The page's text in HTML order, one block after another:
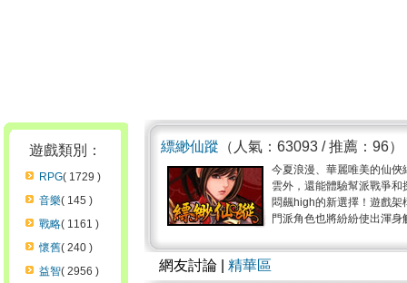
遊戲類別：
RPG( 1729 )
音樂( 145 )
戰略( 1161 )
懷舊( 240 )
益智( 2956 )
縹緲仙蹤 （人氣：63093 / 推薦：96）
今夏浪漫、華麗唯美的仙
雲外，還能體驗幫派戰爭
悶飆high的新選擇！遊戲
門派角色也將紛紛使出渾
網友討論 | 精華區